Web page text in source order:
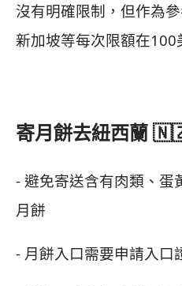
沒有明確限制，但作為
新加坡等每次限額在100
寄月餅去紐西蘭
- 避免寄送含有肉類、蛋
月餅
- 月餅入口需要申請入口